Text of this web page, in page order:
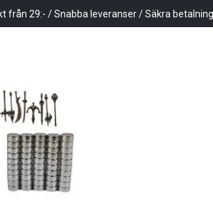
från 29:- / Snabba leveranser / Säkra